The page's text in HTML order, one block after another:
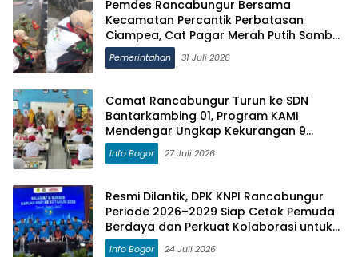
Pemdes Rancabungur Bersama
Kecamatan Percantik Perbatasan
Ciampea, Cat Pagar Merah Putih Sambut
HUT RI ke-81
Pemerintahan 31 Juli 2026
Camat Rancabungur Turun ke SDN
Bantarkambing 01, Program KAMI
Mendengar Ungkap Kekurangan 9
Ruang Kelas dan 8 Guru
Info Bogor 27 Juli 2026
Resmi Dilantik, DPK KNPI Rancabungur
Periode 2026–2029 Siap Cetak Pemuda
Berdaya dan Perkuat Kolaborasi untuk
Kemajuan Daerah
Info Bogor 24 Juli 2026